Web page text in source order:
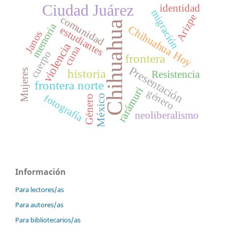
Chihuahua
Ciudad Juárez
historia
frontera norte
frontera
Presentación
violencia
México rarámuri
Chihuahua Hoy
Género
comunidad migración
fotografía
estudiantes
género
neoliberalismo
identidad
cuerpo Resistencia
memoria
Mujeres
Arizpe
cuna
Janos
Información
Para lectores/as
Para autores/as
Para bibliotecarios/as